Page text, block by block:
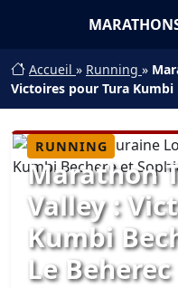
Accueil » Running »
Victoires pour Tura
RUNNING
Marathon
Valley :
Kumbi
Le Beherec